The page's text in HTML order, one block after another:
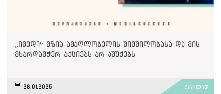
„იმედი“ მზია ამაღლობელის შიმშილობასა და მის
მხარდამჭერ აქციებს არ აშუქებს
28.01.2025 ვრცლად